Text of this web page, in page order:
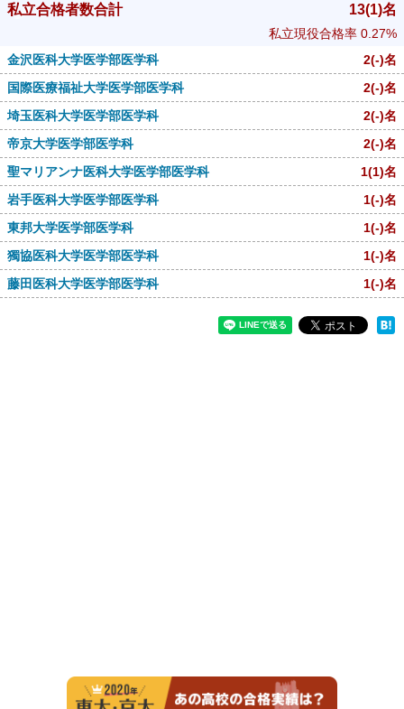
私立合格者数合計 13(1)名
私立現役合格率 0.27%
金沢医科大学医学部医学科
2(-)名
国際医療福祉大学医学部医学科
2(-)名
埼玉医科大学医学部医学科
2(-)名
帝京大学医学部医学科
2(-)名
聖マリアンナ医科大学医学部医学科
1(1)名
岩手医科大学医学部医学科
1(-)名
東邦大学医学部医学科
1(-)名
獨協医科大学医学部医学科
1(-)名
藤田医科大学医学部医学科
1(-)名